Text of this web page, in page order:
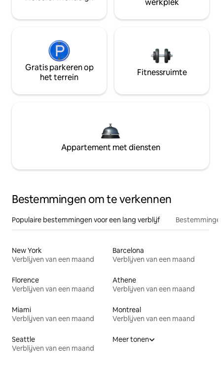
werkplek
Gratis parkeren op
het terrein
Fitnessruimte
Appartement met diensten
Bestemmingen om te verkennen
Populaire bestemmingen voor een lang verblijf
New York
Verblijven van een maand
Barcelona
Verblijven van een maand
Florence
Verblijven van een maand
Athene
Verblijven van een maand
Miami
Verblijven van een maand
Montreal
Verblijven van een maand
Seattle
Verblijven van een maand
Meer tonen